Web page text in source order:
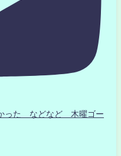
った などなど 木曜ゴー